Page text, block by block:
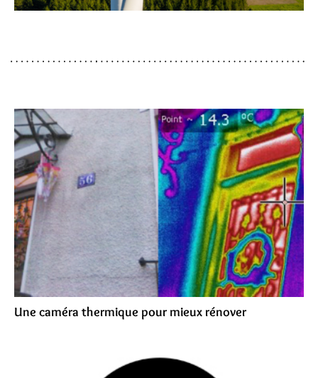
Une caméra thermique pour mieux rénover